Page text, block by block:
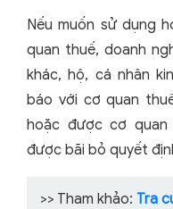
Nếu muốn sử dụng
quan thuế, doanh
khác, hộ, cá nhân
báo với cơ quan
hoặc được cơ
được bãi bỏ quyết
>> Tham khảo: Tra